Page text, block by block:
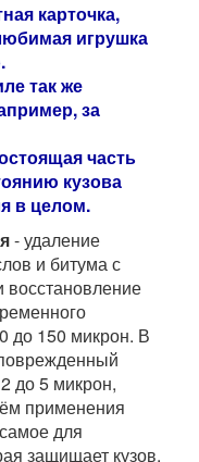
карточка,
игрушка
так же
за
часть
кузова
в целом.
- удаление
и битума с
до 150 микрон. В
до 5 микрон,
применения
для
защищает кузов.